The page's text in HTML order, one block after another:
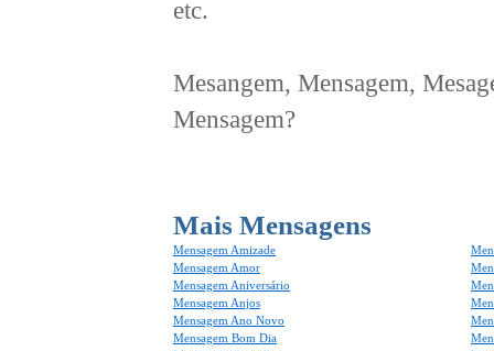
etc.
Mesangem, Mensagem,
Mensagem?
Mais Mensagens
Mensagem Amizade
Mensagem Amor
Mensagem Aniversário
Mensagem Anjos
Mensagem Ano Novo
Mensagem Bom Dia